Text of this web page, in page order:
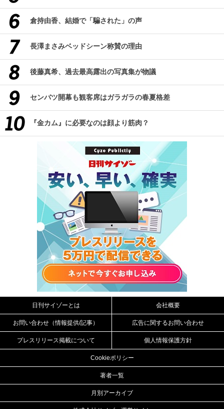
倉持由香、結婚で「騙された」の声
長澤まさみベッドシーン称賛の理由
後藤真希、過去最高露出の写真集が物議
センバツ開幕も観客席はガラガラの春夏格差
『金カム』に必要なのは顔より筋肉？
日刊サイゾーとは 会社概要
お問い合わせ（情報提供/記事） 広告に関するお問い合わせ
プレスリリース掲載について 個人情報保護方針
Cookieポリシー
著者一覧
月別アーカイブ